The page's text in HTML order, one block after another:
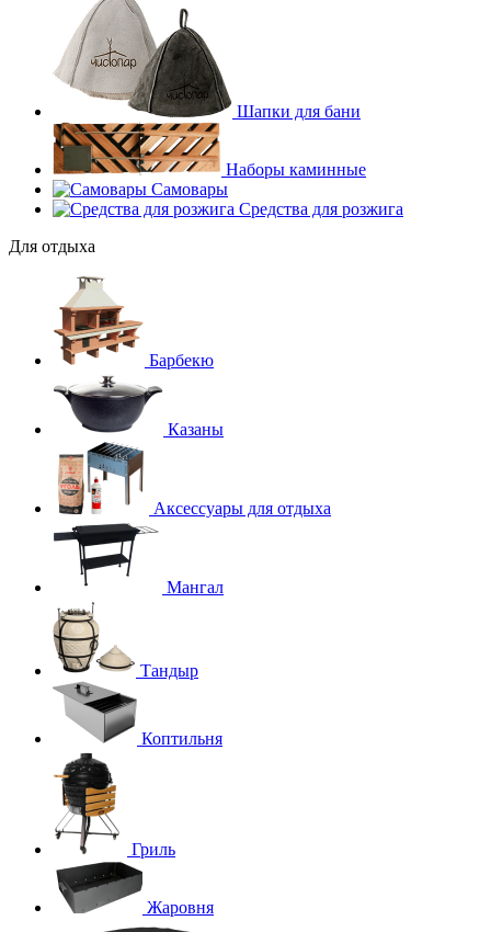
Шапки для бани
Наборы каминные
Самовары
Средства для розжига
Для отдыха
Барбекю
Казаны
Аксессуары для отдыха
Мангал
Тандыр
Коптильня
Гриль
Жаровня